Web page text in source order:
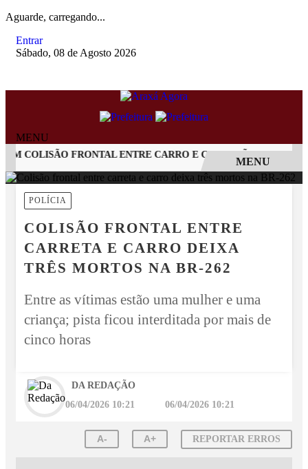
Aguarde, carregando...
Entrar
Sábado, 08 de Agosto 2026
MENU
COLISÃO FRONTAL ENTRE CARRO E CAMINHÃO NA BR-262
MENU
POLÍCIA
COLISÃO FRONTAL ENTRE
CARRETA E CARRO DEIXA
TRÊS MORTOS NA BR-262
Entre as vítimas estão uma mulher e uma
criança; pista ficou interditada por mais de
cinco horas
DA REDAÇÃO
06/04/2026 10:21 06/04/2026 10:21
A- A+ REPORTAR ERROS